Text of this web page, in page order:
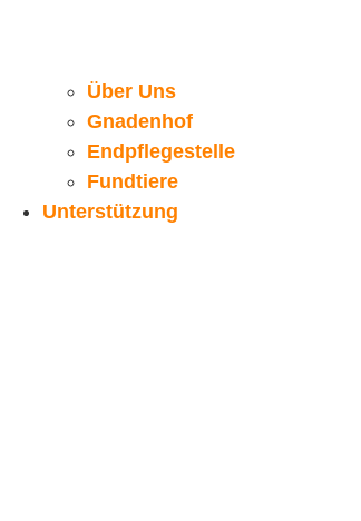
Über Uns
Gnadenhof
Endpflegestelle
Fundtiere
Unterstützung